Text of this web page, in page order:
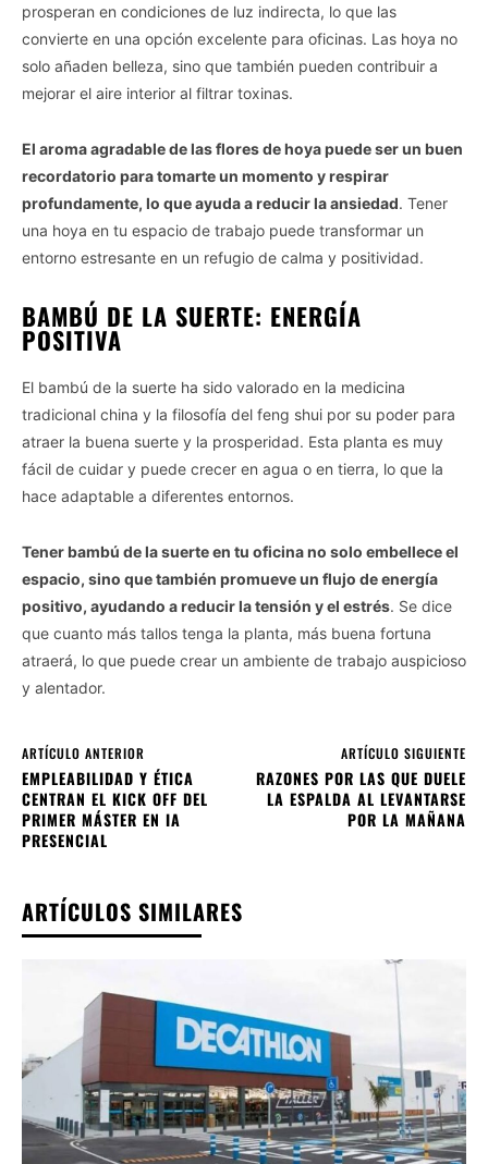
prosperan en condiciones de luz indirecta, lo que las
convierte en una opción excelente para oficinas. Las hoya no
solo añaden belleza, sino que también pueden contribuir a
mejorar el aire interior al filtrar toxinas.
El aroma agradable de las flores de hoya puede ser un buen
recordatorio para tomarte un momento y respirar
profundamente, lo que ayuda a reducir la ansiedad. Tener
una hoya en tu espacio de trabajo puede transformar un
entorno estresante en un refugio de calma y positividad.
BAMBÚ DE LA SUERTE: ENERGÍA
POSITIVA
El bambú de la suerte ha sido valorado en la medicina
tradicional china y la filosofía del feng shui por su poder para
atraer la buena suerte y la prosperidad. Esta planta es muy
fácil de cuidar y puede crecer en agua o en tierra, lo que la
hace adaptable a diferentes entornos.
Tener bambú de la suerte en tu oficina no solo embellece el
espacio, sino que también promueve un flujo de energía
positivo, ayudando a reducir la tensión y el estrés. Se dice
que cuanto más tallos tenga la planta, más buena fortuna
atraerá, lo que puede crear un ambiente de trabajo auspicioso
y alentador.
ARTÍCULO ANTERIOR
EMPLEABILIDAD Y ÉTICA
CENTRAN EL KICK OFF DEL
PRIMER MÁSTER EN IA
PRESENCIAL
ARTÍCULO SIGUIENTE
RAZONES POR LAS QUE DUELE
LA ESPALDA AL LEVANTARSE
POR LA MAÑANA
ARTÍCULOS SIMILARES